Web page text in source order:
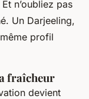
n’oubliez pas
Un Darjeeling,
profil
fraîcheur
devient